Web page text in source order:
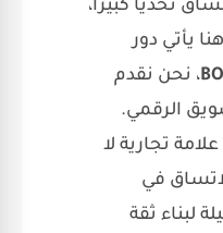
تحدياً كبيراً،
يأتي دور
، نحن نقدم
الرقمي.
تجارية لا
في
لبناء ثقة